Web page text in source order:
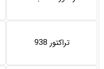
تراکتور 938